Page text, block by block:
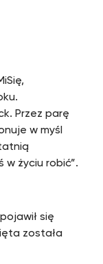
Przez parę
w myśl
życiu robić”.
się
została